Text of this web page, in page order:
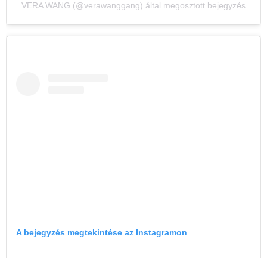
VERA WANG (@verawanggang) által megosztott bejegyzés
A bejegyzés megtekintése az Instagramon